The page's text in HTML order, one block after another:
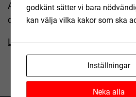
Appen och en tillhörande
den 12 juni 2020 – lagom till
Läs mer och anmäl dig hos
godkänt sätter vi bara
kan välja vilka kakor som ska
Inställningar
Neka alla